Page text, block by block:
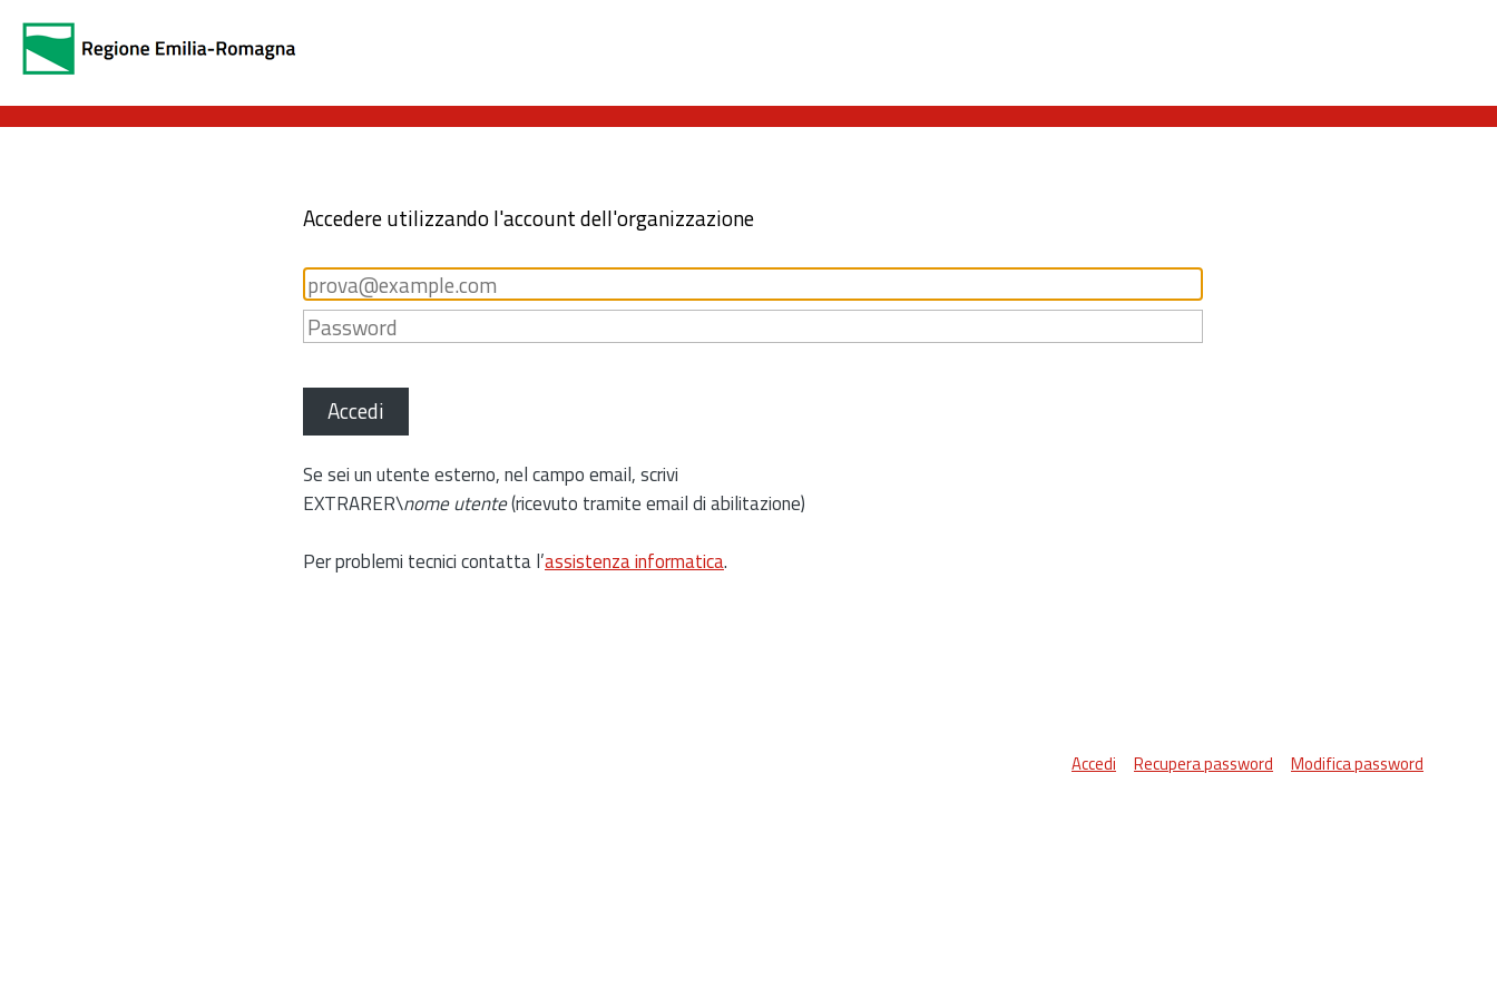
Accedere utilizzando l'account dell'organizzazione
Accedi
Se sei un utente esterno, nel campo email, scrivi
EXTRARER\nome utente(ricevuto tramite email di abilitazione)
Per problemi tecnici contatta l’assistenza informatica.
Accedi Recupera password Modifica password